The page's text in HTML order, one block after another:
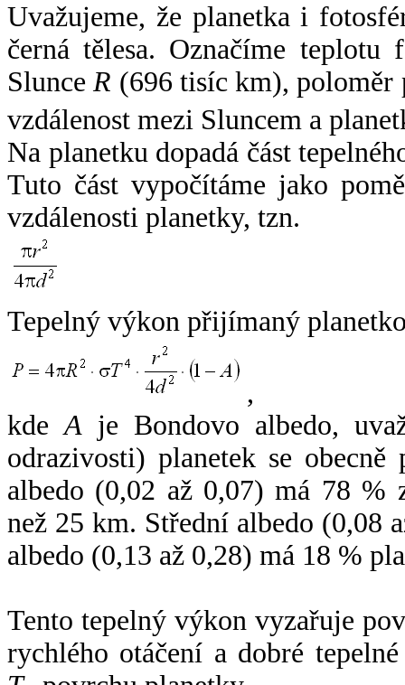
Uvažujeme, že planetka i
černá tělesa. Označíme
SlunceR (696 tisíc km),
vzdálenost mezi Sluncem a
Na planetku dopadá část
Tuto část vypočítáme jako
vzdálenosti planetky, tzn.
Tepelný výkon přijímaný
,
kdeA je Bondovo albedo,
odrazivosti) planetek se
albedo (0,02 až 0,07) má 78 %
než 25 km. Střední albedo (0,08
albedo (0,13 až 0,28) má 18 %
Tento tepelný výkon vyzařuje
rychlého otáčení a dobré